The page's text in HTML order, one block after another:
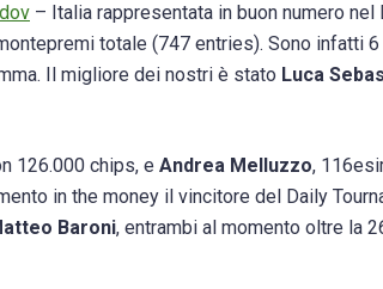
– Italia rappresentata in buon numero nel
totale (747 entries). Sono infatti
Il migliore dei nostri è stato Luca
126.000 chips, e Andrea Melluzzo,
in the money il vincitore del Daily
Baroni, entrambi al momento oltre la